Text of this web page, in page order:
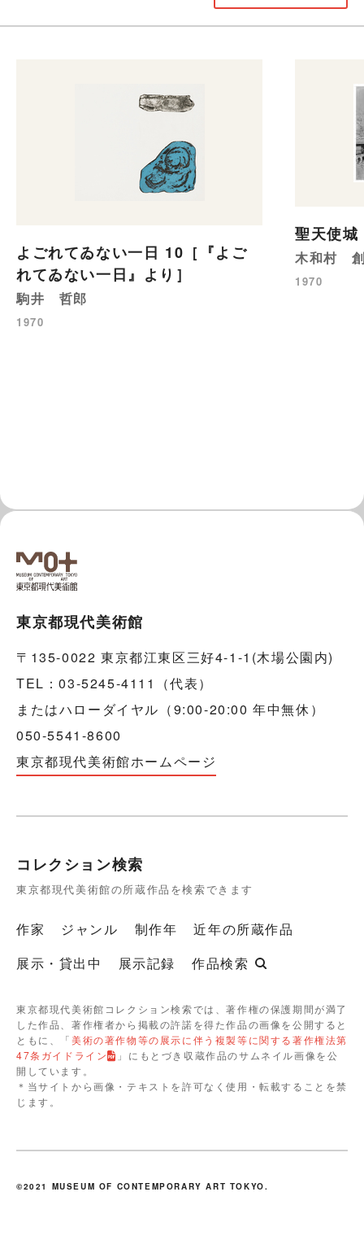
よごれてゐない一日 10［『よご
れてゐない一日』より］
駒井 哲郎
1970
聖天使城
木和村
1970
東京都現代美術館
〒135-0022 東京都江東区三好4-1-1(木場公園内)
TEL：03-5245-4111（代表）
またはハローダイヤル（9:00-20:00 年中無休）
050-5541-8600
東京都現代美術館ホームページ
コレクション検索
東京都現代美術館の所蔵作品を検索できます
作家 ジャンル 制作年
近年の所蔵作品
展示・貸出中
展示記録 作品検索
東京都現代美術館コレクション検索では、著作権の保護期間が満了
した作品、著作権者から掲載の許諾を得た作品の画像を公開すると
ともに、「美術の著作物等の展示に伴う複製等に関する著作権法第
47条ガイドライン
」にもとづき収蔵作品のサムネイル画像を公
開しています。
＊当サイトから画像・テキストを許可なく使用・転載することを禁
じます。
©2021 MUSEUM OF CONTEMPORARY ART TOKYO.